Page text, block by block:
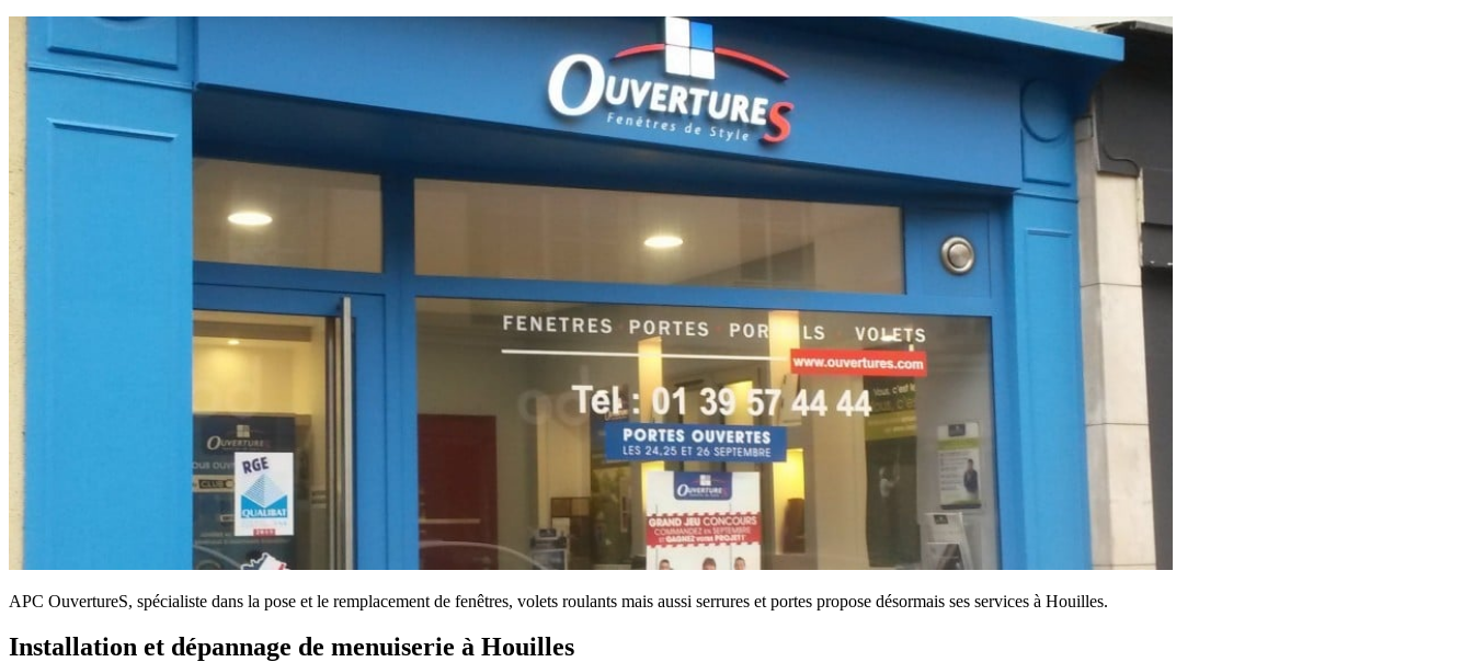
APC OuvertureS, spécialiste dans la pose et le remplacement de fenêtres, volets roulants mais aussi serrures et portes propose désormais ses services à Houilles.
Installation et dépannage de menuiserie à Houilles